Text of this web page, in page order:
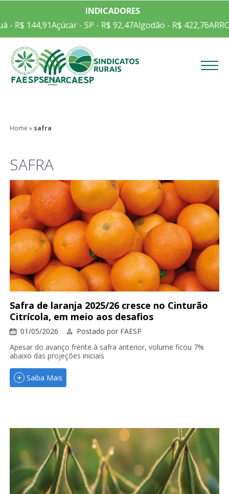
INDICADORES
144,91Açúcar - SP - R$ 92,47Algodão - R$ 422,76ARROZ
Home » safra
SAFRA
Safra de laranja 2025/26 cresce no Cinturão
Citrícola, em meio aos desafios
01/05/2026 Postado por FAESP
Apesar do avanço frente à safra anterior, volume ficou 7%
abaixo das projeções iniciais
Saiba Mais